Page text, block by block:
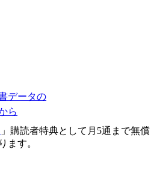
データの
ら
」購読者特典として月5通まで無償
ます。